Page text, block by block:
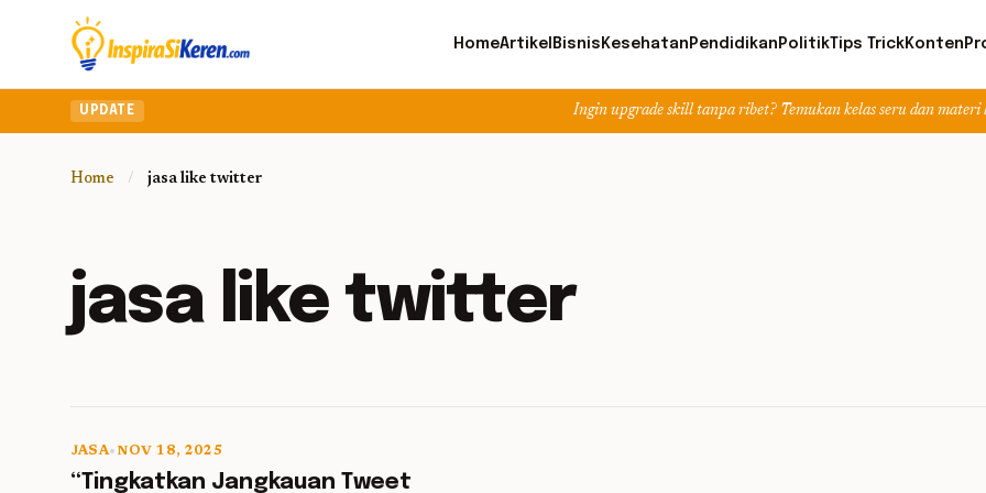
HomeArtikel Bisnis Kesehatan Pendidikan PolitikTips TrickKonten
UPDATE Ingin upgrade skill tanpa ribet? Temukan kelas seru dan materi lengkap
Home / jasa like twitter
jasa like twitter
5 min read
JASA•NOV 18, 2025
“Tingkatkan Jangkauan Tweet